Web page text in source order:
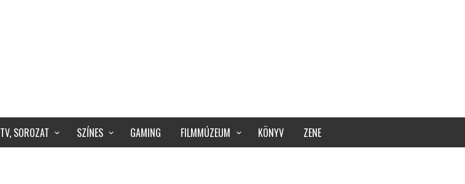
TV, SOROZAT SZÍNES GAMING FILMMÚZEUM KÖNYV ZENE